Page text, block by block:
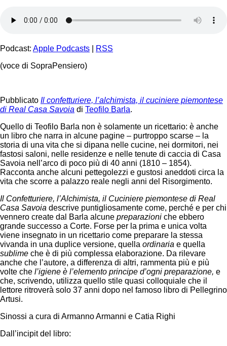
Podcast: Apple Podcasts
RSS
(voce di SopraPensiero)
Pubblicato Il confetturiere, l’alchimista, il cuciniere piemontese
di Real Casa Savoia di Teofilo Barla.
Quello di Teofilo Barla non è solamente un ricettario: è anche
un libro che narra in alcune pagine – purtroppo scarse – la
storia di una vita che si dipana nelle cucine, nei dormitori, nei
fastosi saloni, nelle residenze e nelle tenute di caccia di Casa
Savoia nell’arco di poco più di 40 anni (1810 – 1854).
Racconta anche alcuni pettegolezzi e gustosi aneddoti circa la
vita che scorre a palazzo reale negli anni del Risorgimento.
Il Confetturiere, l’Alchimista, il Cuciniere piemontese di Real
Casa Savoia descrive puntigliosamente come, perché e per chi
vennero create dal Barla alcune preparazioni che ebbero
grande successo a Corte. Forse per la prima e unica volta
viene insegnato in un ricettario come preparare la stessa
vivanda in una duplice versione, quella ordinaria e quella
sublime che è di più complessa elaborazione. Da rilevare
anche che l’autore, a differenza di altri, rammenta più e più
volte che l’igiene è l’elemento principe d’ogni preparazione, e
che, scrivendo, utilizza quello stile quasi colloquiale che il
lettore ritroverà solo 37 anni dopo nel famoso libro di Pellegrino
Artusi.
Sinossi a cura di Armanno Armanni e Catia Righi
Dall’incipit del libro: